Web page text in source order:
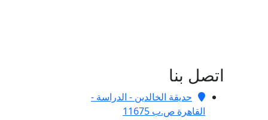
اتصل بنا
حديقة الخالدين - الدراسة -
القاهرة ص.ب 11675